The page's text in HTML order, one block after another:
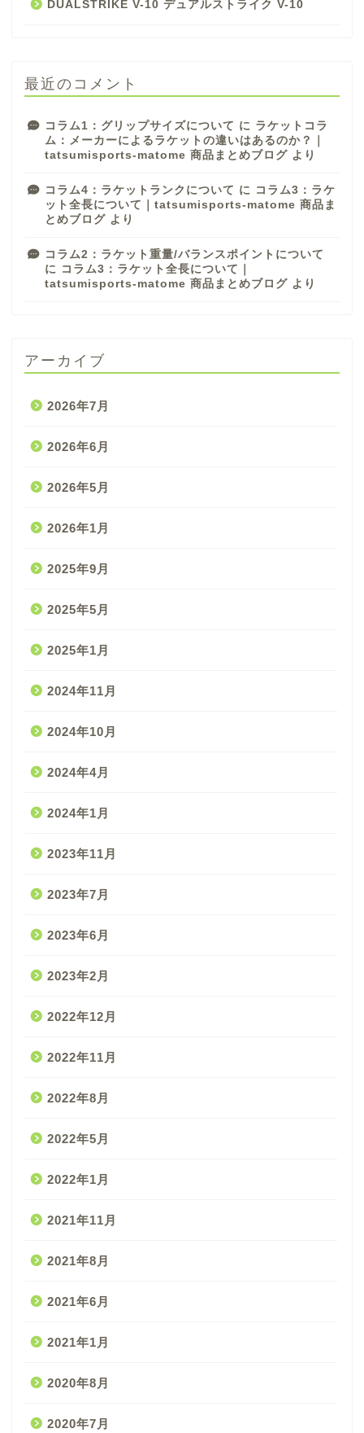
DUALSTRIKE V-10 デュアルストライク V-10
最近のコメント
コラム1：グリップサイズについて に ラケットコラ
ム：メーカーによるラケットの違いはあるのか？｜
tatsumisports-matome 商品まとめブログ より
コラム4：ラケットランクについて に コラム3：ラケ
ット全長について｜tatsumisports-matome 商品ま
とめブログ より
コラム2：ラケット重量/バランスポイントについて
に コラム3：ラケット全長について｜
tatsumisports-matome 商品まとめブログ より
アーカイブ
2026年7月
2026年6月
2026年5月
2026年1月
2025年9月
2025年5月
2025年1月
2024年11月
2024年10月
2024年4月
2024年1月
2023年11月
2023年7月
2023年6月
2023年2月
2022年12月
2022年11月
2022年8月
2022年5月
2022年1月
2021年11月
2021年8月
2021年6月
2021年1月
2020年8月
2020年7月